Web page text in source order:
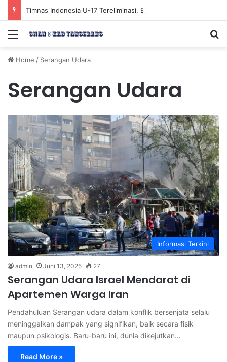
Menu
Home / Serangan Udara
Serangan Udara
Informasi Terkini
admin Juni 13, 2025 27
Serangan Udara Israel Mendarat di
Apartemen Warga Iran
Pendahuluan Serangan udara dalam konflik bersenjata selalu
meninggalkan dampak yang signifikan, baik secara fisik
maupun psikologis. Baru-baru ini, dunia dikejutkan…
Read More »